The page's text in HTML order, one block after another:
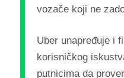
vozače koji ne
Uber unapređuje i
korisničkog
putnicima da